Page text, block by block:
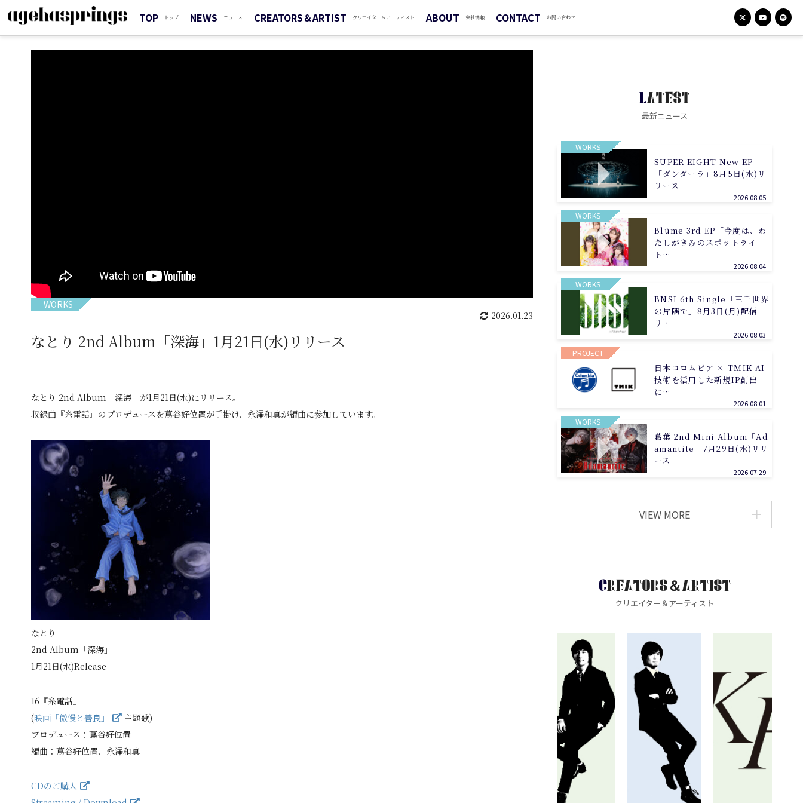
TOP トップ NEWS ニュース CREATORS＆ARTIST クリエイター＆アーティスト ABOUT 会社情報 CONTACT お問い合わせ
WORKS
2026.01.23
なとり 2nd Album「深海」1月21日(水)リリース
なとり 2nd Album「深海」が1月21日(水)にリリース。
収録曲『糸電話』のプロデュースを蔦谷好位置が手掛け、永澤和真が編曲に参加しています。
なとり
2nd Album「深海」
1月21日(水)Release
16『糸電話』
(映画「傲慢と善良」
主題歌)
プロデュース：蔦谷好位置
編曲：蔦谷好位置、永澤和真
CDのご購入
LATEST
最新ニュース
WORKS
SUPER EIGHT New EP
「ダンダーラ」8月5日(水)リ
リース
2026.08.05
WORKS
Blüme 3rd EP「今度は、わ
たしがきみのスポットライ
ト…
2026.08.04
WORKS
BNSI 6th Single「三千世界
の片隅で」8月3日(月)配信
リ…
2026.08.03
PROJECT
日本コロムビア × TMIK AI
技術を活用した新規IP創出
に…
2026.08.01
WORKS
葛葉 2nd Mini Album「Ad
amantite」7月29日(水)リリ
ース
2026.07.29
VIEW MORE
CREATORS＆ARTIST
クリエイター＆アーティスト